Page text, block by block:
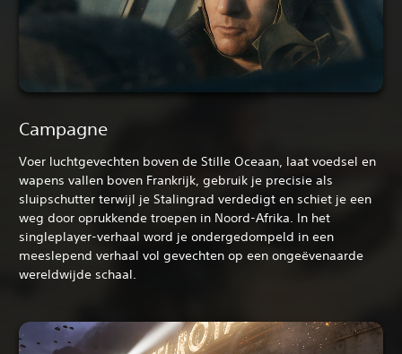
Campagne
Voer luchtgevechten boven de Stille Oceaan, laat voedsel en
wapens vallen boven Frankrijk, gebruik je precisie als
sluipschutter terwijl je Stalingrad verdedigt en schiet je een
weg door oprukkende troepen in Noord-Afrika. In het
singleplayer-verhaal word je ondergedompeld in een
meeslepend verhaal vol gevechten op een ongeëvenaarde
wereldwijde schaal.